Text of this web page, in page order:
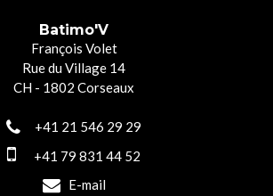
Batimo'V
François Volet
Rue du Village 14
CH - 1802 Corseaux
+41 21 546 29 29
+41 79 831 44 52
E-mail